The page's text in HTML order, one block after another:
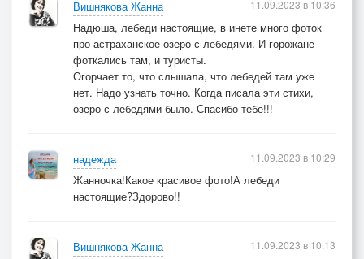
Вишнякова Жанна
Надюша, лебеди настоящие, в инете много фоток
про астраханское озеро с лебедями. И горожане
фоткались там, и туристы.
Огорчает то, что слышала, что лебедей там уже
нет. Надо узнать точно. Когда писала эти стихи,
озеро с лебедями было. Спасибо тебе!!!
11.09.2023 в 10:36
надежда
Жанночка!Какое красивое фото!А лебеди
настоящие?Здорово!!
11.09.2023 в 10:29
Вишнякова Жанна
11.09.2023 в 10:13